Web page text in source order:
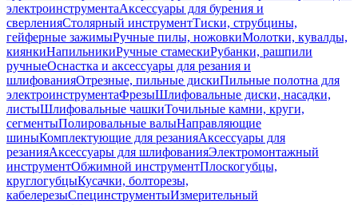
электроинструментаАксессуары для бурения и
сверленияСтолярный инструментТиски, струбцины,
гейферные зажимыРучные пилы, ножовкиМолотки, кувалды,
киянкиНапильникиРучные стамескиРубанки, рашпили
ручныеОснастка и аксессуары для резания и
шлифованияОтрезные, пильные дискиПильные полотна для
электроинструментаФрезыШлифовальные диски, насадки,
листыШлифовальные чашкиТочильные камни, круги,
сегментыПолировальные валыНаправляющие
шиныКомплектующие для резанияАксессуары для
резанияАксессуары для шлифованияЭлектромонтажный
инструментОбжимной инструментПлоскогубцы,
круглогубцыКусачки, болторезы,
кабелерезыСпецинструментыИзмерительный